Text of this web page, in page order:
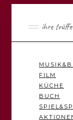
ihre
FILM
KÜCHE
BUCH